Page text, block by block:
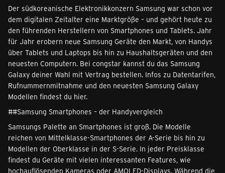
Der südkoreanische Elektronikkonzern Samsung war schon vor
dem digitalen Zeitalter eine Marktgröße – und gehört heute zu
den führenden Herstellern von Smartphones und Tablets. Jahr
für Jahr erobern neue Samsung Geräte den Markt, von Handys
über Tablets und Laptops bis hin zu Haushaltsgeräten und den
neuesten Computern. Bei congstar kannst du das Samsung
Galaxy deiner Wahl mit Vertrag bestellen. Infos zu Datentarifen,
Rufnummernmitnahme und den neuesten Samsung Galaxy
Modellen findest du hier.
##Samsung Smartphones – der Handyvergleich
Samsungs Palette an Smartphones ist groß. Die Modelle
reichen von Mittelklasse-Smartphones der A-Serie bis hin zu
Modellen der Oberklasse in der S-Serie. In jeder Preisklasse
findest du Geräte mit vielen interessanten Features, wie
hochauflösenden Kameras oder AMOLED-Displays. Während die